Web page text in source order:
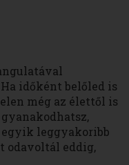
időként belőled is
még az élettől is
leggyakoribb
odavoltál eddig,